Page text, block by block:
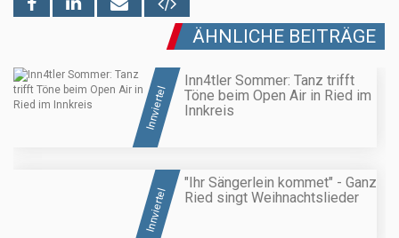
ÄHNLICHE BEITRÄGE
Innviertel
Inn4tler Sommer: Tanz trifft
Töne beim Open Air in Ried im
Innkreis
Innviertel
"Ihr Sängerlein kommet" - Ganz
Ried singt Weihnachtslieder